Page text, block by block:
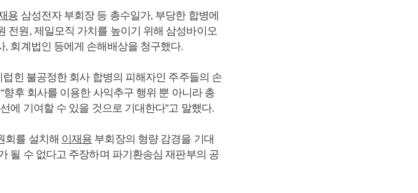
용 삼성전자 부회장 등 총수일가, 부당한 합병에
전원, 제일모직 가치를 높이기 위해 삼성바이오
회계법인 등에게 손해배상을 청구했다.
힌 불공정한 회사 합병의 피해자인 주주들의 손
후 회사를 이용한 사익추구 행위 뿐 아니라 총
에 기여할 수 있을 것으로 기대한다”고 말했다.
회를 설치해 이재용 부회장의 형량 감경을 기대
될 수 없다고 주장하며 파기환송심 재판부의 공